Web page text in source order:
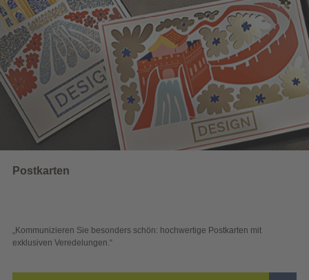
Wahlwerbung
„Sichtbar und wirkungsvoll – mit plakativer Wahlwerbung auf den ersten
Blick überzeugen.“